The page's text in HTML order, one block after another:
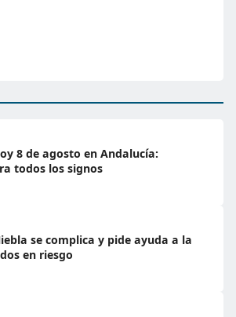
8 de agosto en Andalucía:
todos los signos
se complica y pide ayuda a la
en riesgo